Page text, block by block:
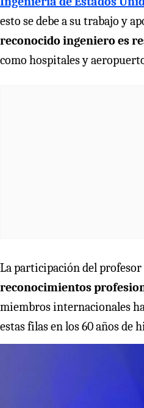
esto se debe a su trabajo y
reconocido ingeniero es
como hospitales y
La participación del profesor
reconocimientos
miembros internacionales
estas filas en los 60 años